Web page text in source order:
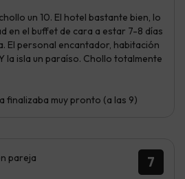
un 10. El hotel bastante bien, lo
en el buffet de cara a estar 7-8 días
El personal encantador, habitación
la isla un paraíso. Chollo totalmente
finalizaba muy pronto (a las 9)
7
pareja